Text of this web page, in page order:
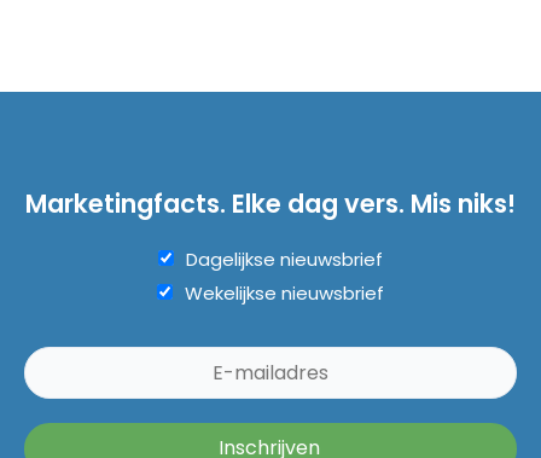
Marketingfacts. Elke dag vers. Mis niks!
Dagelijkse nieuwsbrief
Wekelijkse nieuwsbrief